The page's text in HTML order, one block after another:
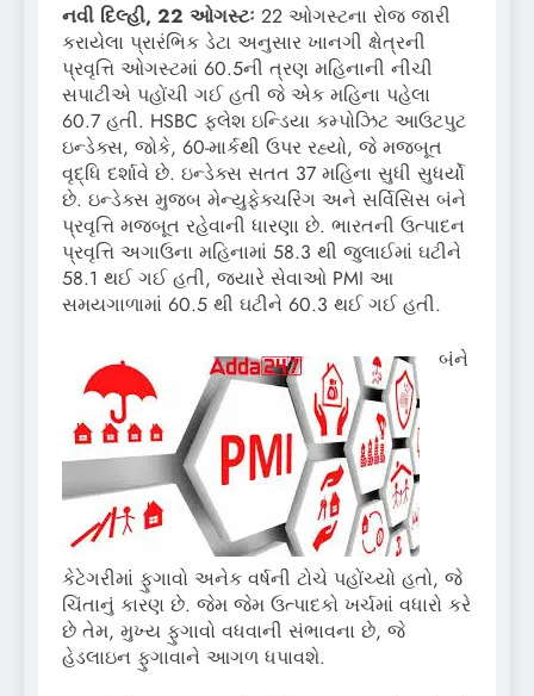
નવી દિલ્હી, 22 ઓગસ્ટઃ 22 ઓગસ્ટના રોજ જારી
કરાયેલા પ્રારંભિક ડેટા અનુસાર ખાનગી ક્ષેત્રની
પ્રવૃત્તિ ઓગસ્ટમાં 60.5ની ત્રણ મહિનાની નીચી
સપાટીએ પહોંચી ગઈ હતી જે એક મહિના પહેલા
60.7 હતી. HSBC ફ્લેશ ઇન્ડિયા કમ્પોઝિટ આઉટપુટ
ઇન્ડેક્સ, જોકે, 60-માર્કથી ઉપર રહ્યો, જે મજબૂત
વૃદ્ધિ દર્શાવે છે. ઇન્ડેક્સ સતત 37 મહિના સુધી સુધર્યો
છે. ઇન્ડેક્સ મુજબ મેન્યુફેક્ચરિંગ અને સર્વિસિસ બંને
પ્રવૃત્તિ મજબૂત રહેવાની ધારણા છે. ભારતની ઉત્પાદન
પ્રવૃત્તિ અગાઉના મહિનામાં 58.3 થી જુલાઈમાં ઘટીને
58.1 થઈ ગઈ હતી, જ્યારે સેવાઓ PMI આ
સમયગાળામાં 60.5 થી ઘટીને 60.3 થઈ ગઈ હતી.
બંને
કેટેગરીમાં ફુગાવો અનેક વર્ષની ટોચે પહોંચ્યો હતો, જે
ચિંતાનું કારણ છે. જેમ જેમ ઉત્પાદકો ખર્ચમાં વધારો કરે
છે તેમ, મુખ્ય ફુગાવો વધવાની સંભાવના છે, જે
હેડલાઇન ફુગાવાને આગળ ધપાવશે.